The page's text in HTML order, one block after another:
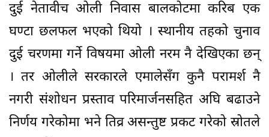
दुई नेतावीच ओली निवास बालकोटमा करिब एक
घण्टा छलफल भएको थियो । स्थानीय तहको चुनाव
दुई चरणमा गर्ने विषयमा ओली नरम नै देखिएका छन्
। तर ओलीले सरकारले एमालेसँग कुनै परामर्श नै
नगरी संशोधन प्रस्ताव परिमार्जनसहित अघि बढाउने
निर्णय गरेकोमा भने तिव्र असन्तुष्ट प्रकट गरेको स्रोतले